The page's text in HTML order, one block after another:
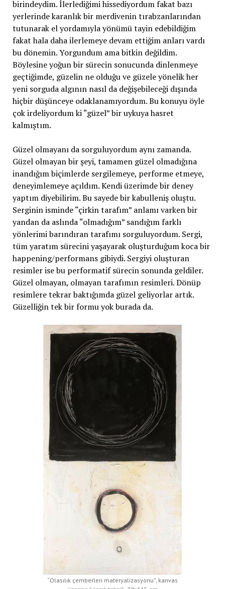
birindeydim. İlerlediğimi hissediyordum fakat bazı
yerlerinde karanlık bir merdivenin tırabzanlarından
tutunarak el yordamıyla yönümü tayin edebildiğim
fakat hala daha ilerlemeye devam ettiğim anları vardı
bu dönemin. Yorgundum ama bitkin değildim.
Böylesine yoğun bir sürecin sonucunda dinlenmeye
geçtiğimde, güzelin ne olduğu ve güzele yönelik her
yeni sorguda algının nasıl da değişebileceği dışında
hiçbir düşünceye odaklanamıyordum. Bu konuyu öyle
çok irdeliyordum ki “güzel” bir uykuya hasret
kalmıştım.
Güzel olmayanı da sorguluyordum aynı zamanda.
Güzel olmayan bir şeyi, tamamen güzel olmadığına
inandığım biçimlerde sergilemeye, performe etmeye,
deneyimlemeye açıldım. Kendi üzerimde bir deney
yaptım diyebilirim. Bu sayede bir kabulleniş oluştu.
Serginin isminde “çirkin tarafım” anlamı varken bir
yandan da aslında “olmadığım” sandığım farklı
yönlerimi barındıran tarafımı sorguluyordum. Sergi,
tüm yaratım sürecini yaşayarak oluşturduğum koca bir
happening/performans gibiydi. Sergiyi oluşturan
resimler ise bu performatif sürecin sonunda geldiler.
Güzel olmayan, olmayan tarafımın resimleri. Dönüp
resimlere tekrar baktığımda güzel geliyorlar artık.
Güzelliğin tek bir formu yok burada da.
“Olasılık çemberleri materyalizasyonu”, kanvas